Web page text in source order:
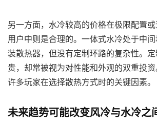
另一方面，水冷较高的价格在极限配置
用户中则是合理的。一体式水冷处于中
装散热器，但没有定制环路的复杂性。
贵，却常被视为对性能和外观的双重投
许多玩家在选择散热方式时的关键因素。
未来趋势可能改变风冷与水冷之